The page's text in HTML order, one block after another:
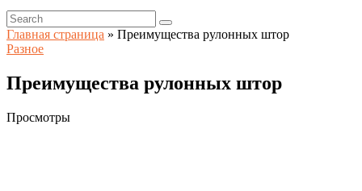
Главная страница » Преимущества рулонных штор
Разное
Преимущества рулонных штор
Просмотры